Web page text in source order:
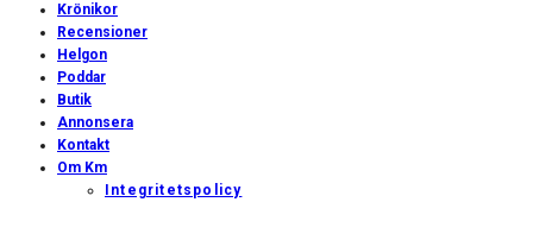
Krönikor
Recensioner
Helgon
Poddar
Butik
Annonsera
Kontakt
Om Km
Integritetspolicy